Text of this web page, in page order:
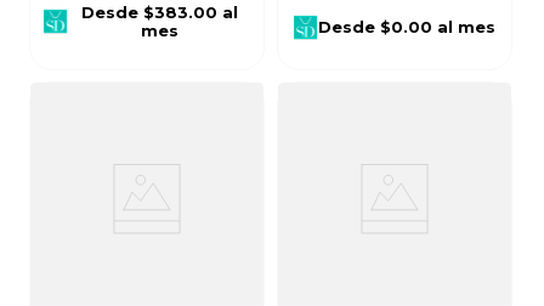
Desde $383.00 al
mes
Desde $0.00 al mes